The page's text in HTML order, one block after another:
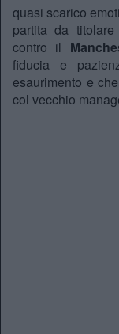
quasi scarico
partita da
contro il
fiducia e
esaurimento e
col vecchio